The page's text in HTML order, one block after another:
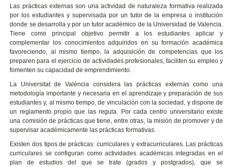
Las prácticas externas son una actividad de naturaleza formativa realizada
por los estudiantes y supervisada por un tutor de la empresa o institución
donde se desarrolla y por un tutor académico de la Universidad de Valencia.
Tiene como principal objetivo permitir a los estudiantes aplicar y
complementar los conocimientos adquiridos en su formación académica
favoreciendo, al mismo tiempo, la adquisición de competencias que los
preparen para el ejercicio de actividades profesionales, faciliten su empleo y
fomenten su capacidad de emprendimiento.
La Universitat de València considera las prácticas externas como una
metodología importante y necesaria en el aprendizaje y preparación de sus
estudiantes y, al mismo tiempo, de vinculación con la sociedad, y dispone de
un reglamento propio que las regula. Por cada centro universitario existe
una comisión de prácticas que tiene, entre otras, la misión de promover y de
supervisar académicamente las prácticas formativas.
Existen dos tipos de prácticas: curriculares y extracurriculares. Las prácticas
curriculares se configuran como actividades académicas integradas en el
plan de estudios del que se trate (grados y postgrados), que se